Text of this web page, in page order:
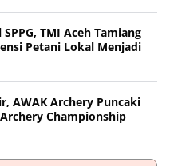
TMI Aceh Tamiang
Petani Lokal Menjadi
AWAK Archery Puncaki
Championship